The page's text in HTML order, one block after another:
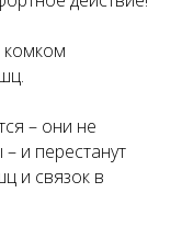
комком
– они не
и перестанут
и связок в